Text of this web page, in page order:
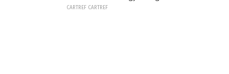
CARTREF CARTREF